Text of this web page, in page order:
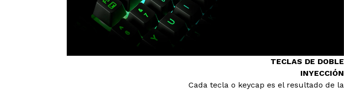
TECLAS DE DOBLE
INYECCIÓN
Cada tecla o keycap es el resultado de la